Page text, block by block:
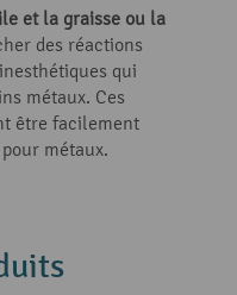
et la graisse ou la
des réactions
qui
métaux. Ces
être facilement
métaux.